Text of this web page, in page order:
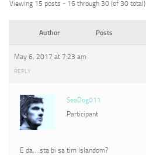
Viewing 15 posts - 16 through 30 (of 30 total)
Author Posts
May 6, 2017 at 7:23 am
REPLY
SeaDog011
Participant
E da,…sta bi sa tim Islandom?